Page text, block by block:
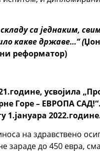
складу са једнаким,
какве државе…“ (
реформатор)
усвојила
Горе – ЕВРОПА
1.јануара
на здравствено
зараде до 450 евра,